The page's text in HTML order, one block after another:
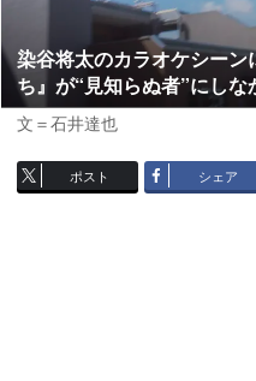
染谷将太のカラオケシー
ち』が“見知らぬ者”にしな
文＝石井達也
ポスト シェア